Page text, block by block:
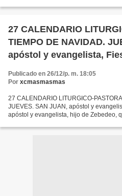
27 CALENDARIO
TIEMPO DE NAVIDAD.
apóstol y evangelista,
Publicado en 26/12/p. m. 18:05
Por xcmasmasmas
27 CALENDARIO LITURGICO-
JUEVES. SAN JUAN, apóstol y
apóstol y evangelista, hijo de Zebedeo,